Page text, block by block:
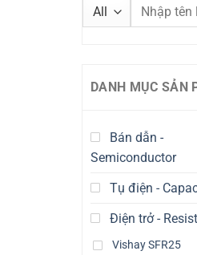
DANH MỤC SẢN
Bán dẫn -
Semiconductor
Tụ điện -
Điện trở -
Vishay SFR25